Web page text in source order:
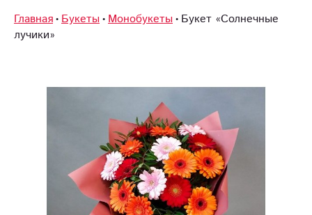
Главная Букеты Монобукеты Букет «Солнечные
лучики»